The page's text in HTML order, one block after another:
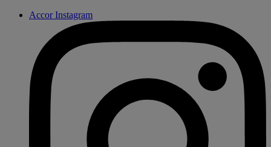
Accor Instagram